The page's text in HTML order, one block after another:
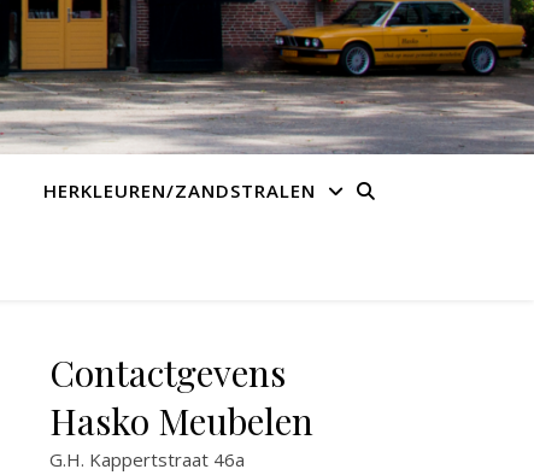
HERKLEUREN/ZANDSTRALEN
Contactgevens
Hasko Meubelen
G.H. Kappertstraat 46a